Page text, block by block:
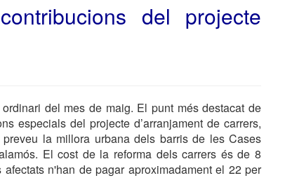
del projecte
del mes de maig. El punt més destacat de
especials del projecte d’arranjament de carrers,
preveu la millora urbana dels barris de les Cases
El cost de la reforma dels carrers és de 8
n'han de pagar aproximadament el 22 per